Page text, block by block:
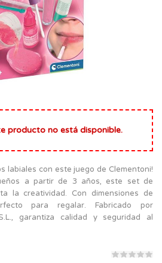
producto no está disponible.
labiales con este juego de Clementoni!
a partir de 3 años, este set de
la creatividad. Con dimensiones de
para regalar. Fabricado por
S.L., garantiza calidad y seguridad al